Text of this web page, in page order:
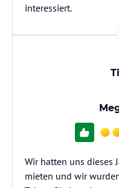
interessiert.
Wir hatten uns dieses
mieten und wir